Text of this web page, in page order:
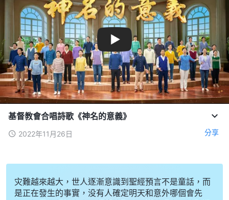
基督教會合唱詩歌《神名的意義》
2022年11月26日 分享
灾難越來越大，世人逐漸意識到聖經預言不是童話，而
是正在發生的事實，没有人確定明天和意外哪個會先